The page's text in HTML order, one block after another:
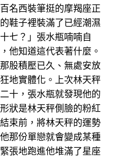
名西裝筆挺的摩羯座正
鞋子裡裝滿了已經潮濕
七？」張水瓶喃喃自
他知道這代表著什麼。
股積壓已久、無處安放
地實體化。上次林天秤
十，張水瓶就發現他的
狀是林天秤側臉的粉紅
束前，將林天秤的運勢
那份單戀就會變成某種
張地跑進他堆滿了星座